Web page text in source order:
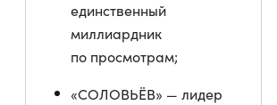
единственный
миллиардник
по просмотрам;
«СОЛОВЬЁВ» — лидер